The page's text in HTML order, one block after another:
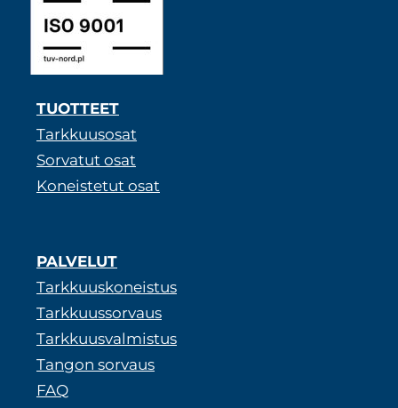
TUOTTEET
Tarkkuusosat
Sorvatut osat
Koneistetut osat
PALVELUT
Tarkkuuskoneistus
Tarkkuussorvaus
Tarkkuusvalmistus
Tangon sorvaus
FAQ